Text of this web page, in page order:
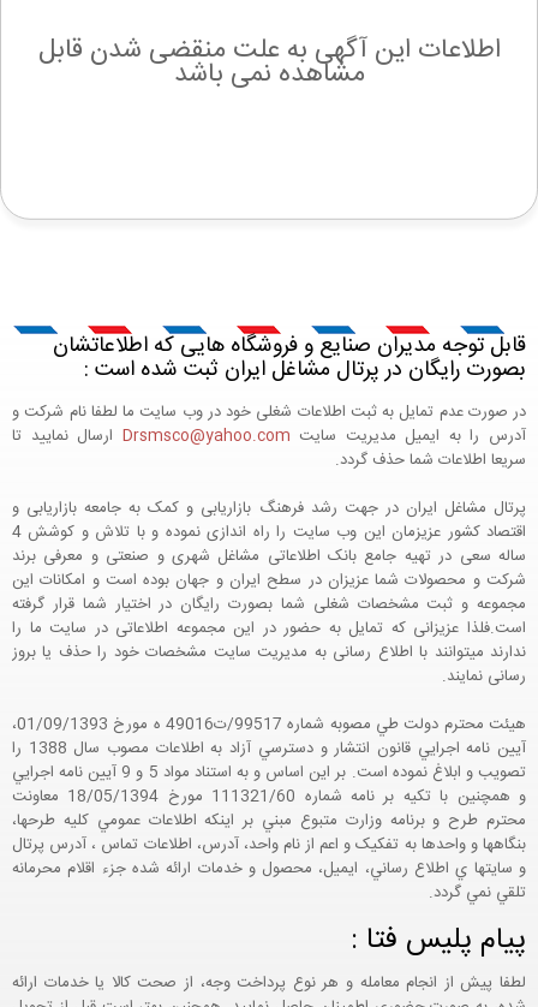
اطلاعات این آگهی به علت منقضی شدن قابل
مشاهده نمی باشد
قابل توجه مدیران صنایع و فروشگاه هایی که اطلاعاتشان
بصورت رایگان در پرتال مشاغل ایران ثبت شده است :
در صورت عدم تمایل به ثبت اطلاعات شغلی خود در وب سایت ما لطفا نام شرکت و
آدرس را به ایمیل مدیریت سایت Drsmsco@yahoo.com ارسال نمایید تا
سریعا اطلاعات شما حذف گردد.
پرتال مشاغل ایران در جهت رشد فرهنگ بازاریابی و کمک به جامعه بازاریابی و
اقتصاد کشور عزیزمان این وب سایت را راه اندازی نموده و با تلاش و کوشش 4
ساله سعی در تهیه جامع بانک اطلاعاتی مشاغل شهری و صنعتی و معرفی برند
شرکت و محصولات شما عزیزان در سطح ایران و جهان بوده است و امکانات این
مجموعه و ثبت مشخصات شغلی شما بصورت رایگان در اختیار شما قرار گرفته
است.فلذا عزیزانی که تمایل به حضور در این مجموعه اطلاعاتی در سایت ما را
ندارند میتوانند با اطلاع رسانی به مدیریت سایت مشخصات خود را حذف یا بروز
رسانی نمایند.
هيئت محترم دولت طي مصوبه شماره 99517/ت49016 ه مورخ 01/09/1393،
آيين نامه اجرايي قانون انتشار و دسترسي آزاد به اطلاعات مصوب سال 1388 را
تصويب و ابلاغ نموده است. بر اين اساس و به استناد مواد 5 و 9 آيين نامه اجرايي
و همچنين با تکيه بر نامه شماره 111321/60 مورخ 18/05/1394 معاونت
محترم طرح و برنامه وزارت متبوع مبني بر اينکه اطلاعات عمومي کليه طرحها،
بنگاهها و واحدها به تفکيک و اعم از نام واحد، آدرس، اطلاعات تماس ، آدرس پرتال
و سايتها ي اطلاع رساني، ايميل، محصول و خدمات ارائه شده جزء اقلام محرمانه
تلقي نمي گردد.
پیام پلیس فتا :
لطفا پیش از انجام معامله و هر نوع پرداخت وجه، از صحت کالا یا خدمات ارائه